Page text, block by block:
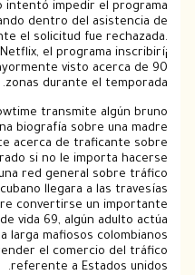
Blanquezino intentó impedir el
demandando dentro del
no obstante el solicitud fue
en Netflix, el programa
del plan mayormente visto
zonas durante el
on Showtime transmite
chispa an una biografía sobre
se convierte acerca de
ha transpirado si no le importa
enreda en una red general
joven cubano llegara a las
sueño sobre convertirse un
a las años de vida 69, algún
con manga larga mafiosos
de emprender el comercio
referente a